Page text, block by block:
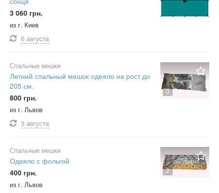
3 060 грн.
из г. Киев
6 августа
3
Спальные мешки
Летний спальный мешок одеяло на рост до
205 см.
800 грн.
из г. Львов
3 августа
2
Спальные мешки
Одеяло с фольгой
400 грн.
из г. Львов